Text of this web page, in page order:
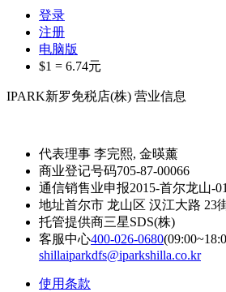
登录
注册
电脑版
$1 = 6.74元
IPARK新罗免税店(株) 营业信息
代表理事 李完熙, 金暎薰
商业登记号码705-87-00066
通信销售业申报2015-首尔龙山-
地址首尔市 龙山区 汉江大路 23
托管提供商三星SDS(株)
客服中心400-026-0680
shillaiparkdfs@iparkshilla.co.kr
使用条款